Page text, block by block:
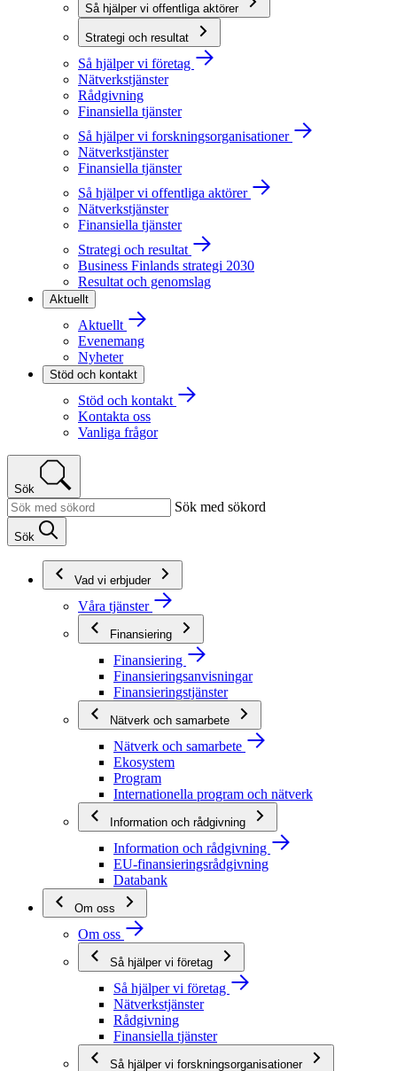
Så hjälper vi offentliga aktörer
Strategi och resultat
Så hjälper vi företag
Nätverkstjänster
Rådgivning
Finansiella tjänster
Så hjälper vi forskningsorganisationer
Nätverkstjänster
Finansiella tjänster
Så hjälper vi offentliga aktörer
Nätverkstjänster
Finansiella tjänster
Strategi och resultat
Business Finlands strategi 2030
Resultat och genomslag
Aktuellt
Aktuellt
Evenemang
Nyheter
Stöd och kontakt
Stöd och kontakt
Kontakta oss
Vanliga frågor
Sök
Sök med sökord
Sök
Vad vi erbjuder
Våra tjänster
Finansiering
Finansiering
Finansieringsanvisningar
Finansieringstjänster
Nätverk och samarbete
Nätverk och samarbete
Ekosystem
Program
Internationella program och nätverk
Information och rådgivning
Information och rådgivning
EU-finansieringsrådgivning
Databank
Om oss
Om oss
Så hjälper vi företag
Så hjälper vi företag
Nätverkstjänster
Rådgivning
Finansiella tjänster
Så hjälper vi forskningsorganisationer